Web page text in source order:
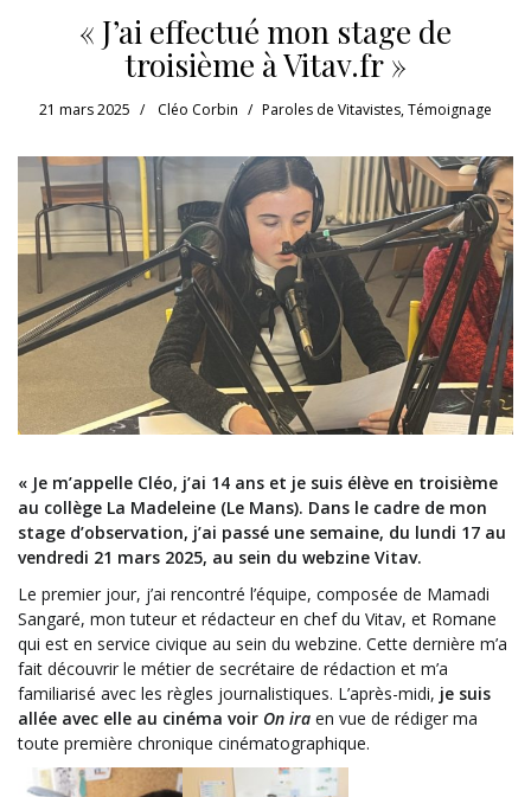
« J’ai effectué mon stage de
troisième à Vitav.fr »
21 mars 2025 Cléo Corbin Paroles de Vitavistes,Témoignage
« Je m’appelle Cléo, j’ai 14 ans et je suis élève en troisième
au collège La Madeleine (Le Mans). Dans le cadre de mon
stage d’observation, j’ai passé une semaine, du lundi 17 au
vendredi 21 mars 2025, au sein du webzine Vitav.
Le premier jour, j’ai rencontré l’équipe, composée de Mamadi
Sangaré, mon tuteur et rédacteur en chef du Vitav, et Romane
qui est en service civique au sein du webzine. Cette dernière m’a
fait découvrir le métier de secrétaire de rédaction et m’a
familiarisé avec les règles journalistiques. L’après-midi, je suis
allée avec elle au cinéma voir On ira en vue de rédiger ma
toute première chronique cinématographique.